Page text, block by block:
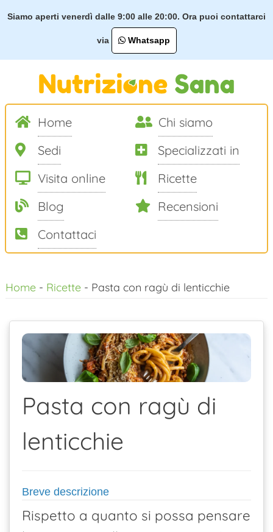
Siamo aperti venerdì dalle 9:00 alle 20:00. Ora puoi contattarci
via Whatsapp
Home
Chi siamo
Sedi
Specializzati in
Visita online
Ricette
Blog
Recensioni
Contattaci
alHome- Ricette- Pasta con ragù di lenticchie
Pasta con ragù di
lenticchie
Breve descrizione
Rispetto a quanto si possa pensare